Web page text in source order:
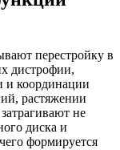
перестройку в
дистрофии,
и координации
растяжении
не
диска и
формируется